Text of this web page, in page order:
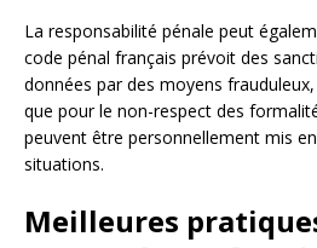
La responsabilité pénale peut
code pénal français prévoit des
données par des moyens
que pour le non-respect des
peuvent être personnellement mis
situations.
Meilleures